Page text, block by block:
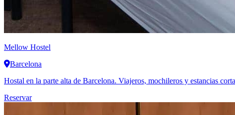
Mellow Hostel
Barcelona
Hostal en la parte alta de Barcelona. Viajeros, mochileros y estancias cortas
Reservar